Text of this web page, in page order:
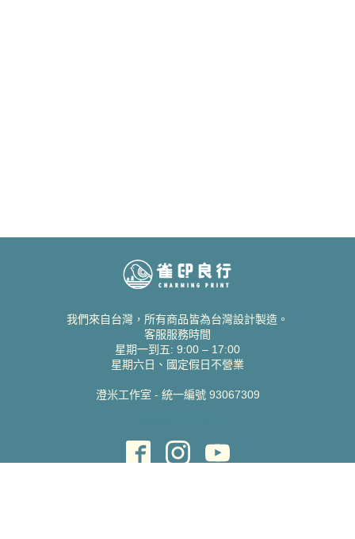
我們來自台灣，所有商品皆為台灣設計製造。
客服服務時間
星期一到五: 9:00 – 17:00
星期六日、國定假日不營業
澄米工作室 - 統一編號 93067309